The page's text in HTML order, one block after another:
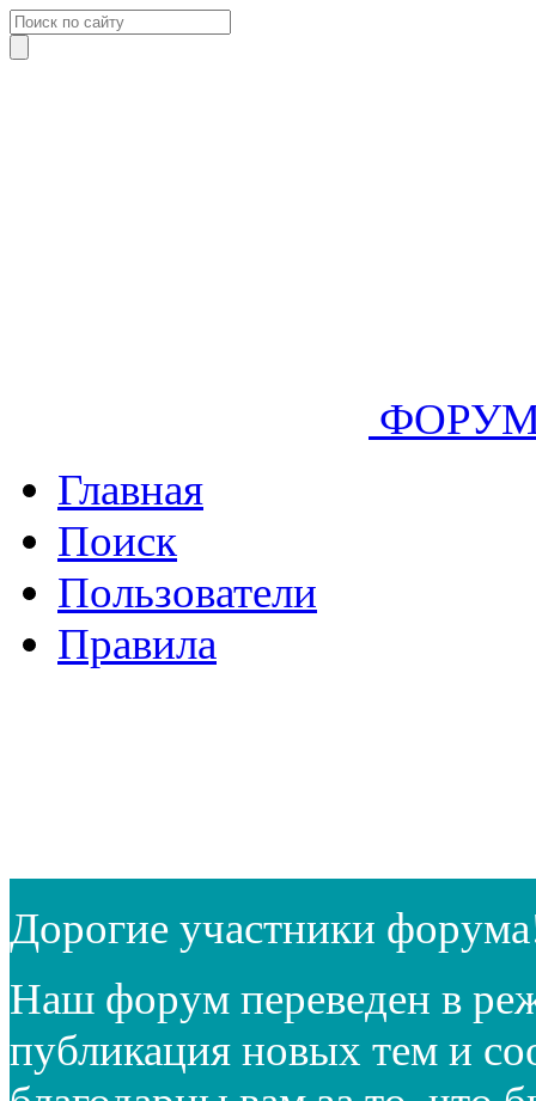
Главная
Поиск
Пользователи
Правила
Дорогие участники
Наш форум переведен в
публикация новых тем и